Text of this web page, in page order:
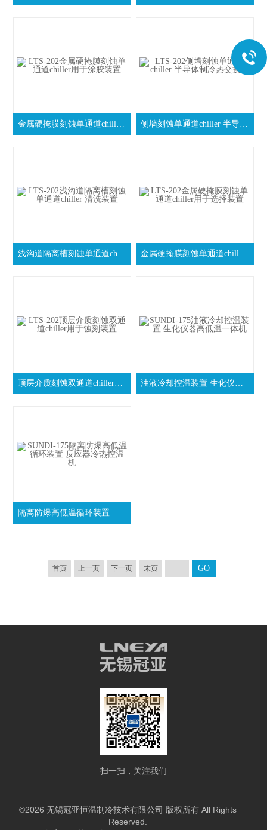
金属硬掩膜刻蚀单通道chiller用于涂胶装置 侧墙刻蚀单通道chiller 半导体制冷热交换器
浅沟道隔离槽刻蚀单通道chiller 清洗装置 金属硬掩膜刻蚀单通道chiller用于选择装置
顶层介质刻蚀双通道chiller用于蚀刻装置 油液冷却控温装置 生化仪器高低温一体机
隔离防爆高低温循环装置 反应器冷热控温机
首页 上一页 下一页 末页
扫一扫，关注我们
©2026 无锡冠亚恒温制冷技术有限公司 版权所有 All Rights
Reserved.